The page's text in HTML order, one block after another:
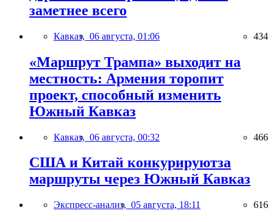
заметнее всего
Кавказ, 06 августа, 01:06 434
«Маршрут Трампа» выходит на
местность: Армения торопит
проект, способный изменить
Южный Кавказ
Кавказ, 06 августа, 00:32 466
США и Китай конкурируютза
маршруты через Южный Кавказ
Экспресс-анализ, 05 августа, 18:11 616